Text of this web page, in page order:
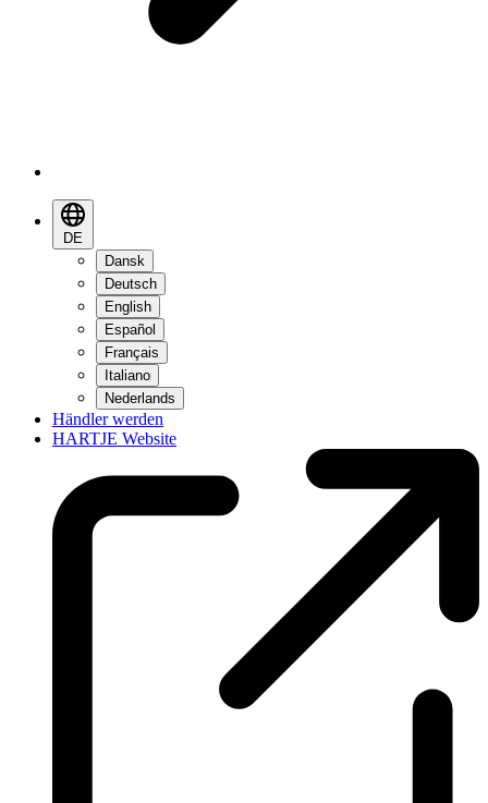
DE
Dansk
Deutsch
English
Español
Français
Italiano
Nederlands
Händler werden
HARTJE Website